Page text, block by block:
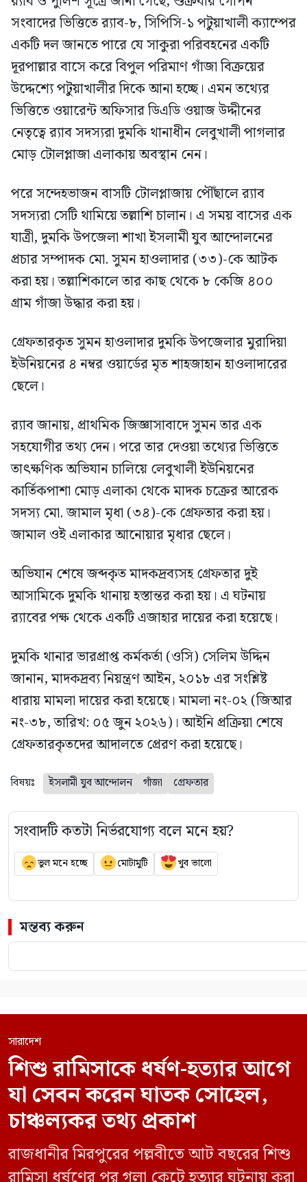
সংবাদের ভিত্তিতে র‍্যাব-৮, সিপিসি-১ পটুয়াখালী ক্যাম্পের
একটি দল জানতে পারে যে সাকুরা পরিবহনের একটি
দূরপাল্লার বাসে করে বিপুল পরিমাণ গাঁজা বিক্রয়ের
উদ্দেশ্যে পটুয়াখালীর দিকে আনা হচ্ছে। এমন তথ্যের
ভিত্তিতে ওয়ারেন্ট অফিসার ডিএডি ওয়াজ উদ্দীনের
নেতৃত্বে র‍্যাব সদস্যরা দুমকি থানাধীন লেবুখালী পাগলার
মোড় টোলপ্লাজা এলাকায় অবস্থান নেন।
পরে সন্দেহভাজন বাসটি টোলপ্লাজায় পৌঁছালে র‍্যাব
সদস্যরা সেটি থামিয়ে তল্লাশি চালান। এ সময় বাসের এক
যাত্রী, দুমকি উপজেলা শাখা ইসলামী যুব আন্দোলনের
প্রচার সম্পাদক মো. সুমন হাওলাদার (৩৩)-কে আটক
করা হয়। তল্লাশিকালে তার কাছ থেকে ৮ কেজি ৪০০
গ্রাম গাঁজা উদ্ধার করা হয়।
গ্রেফতারকৃত সুমন হাওলাদার দুমকি উপজেলার মুরাদিয়া
ইউনিয়নের ৪ নম্বর ওয়ার্ডের মৃত শাহজাহান হাওলাদারের
ছেলে।
র‍্যাব জানায়, প্রাথমিক জিজ্ঞাসাবাদে সুমন তার এক
সহযোগীর তথ্য দেন। পরে তার দেওয়া তথ্যের ভিত্তিতে
তাৎক্ষণিক অভিযান চালিয়ে লেবুখালী ইউনিয়নের
কার্তিকপাশা মোড় এলাকা থেকে মাদক চক্রের আরেক
সদস্য মো. জামাল মৃধা (৩৪)-কে গ্রেফতার করা হয়।
জামাল ওই এলাকার আনোয়ার মৃধার ছেলে।
অভিযান শেষে জব্দকৃত মাদকদ্রব্যসহ গ্রেফতার দুই
আসামিকে দুমকি থানায় হস্তান্তর করা হয়। এ ঘটনায়
র‍্যাবের পক্ষ থেকে একটি এজাহার দায়ের করা হয়েছে।
দুমকি থানার ভারপ্রাপ্ত কর্মকর্তা (ওসি) সেলিম উদ্দিন
জানান, মাদকদ্রব্য নিয়ন্ত্রণ আইন, ২০১৮ এর সংশ্লিষ্ট
ধারায় মামলা দায়ের করা হয়েছে। মামলা নং-০২ (জিআর
নং-৩৮, তারিখ: ০৫ জুন ২০২৬)। আইনি প্রক্রিয়া শেষে
গ্রেফতারকৃতদের আদালতে প্রেরণ করা হয়েছে।
বিষয়ঃ ইসলামী যুব আন্দোলন গাঁজা গ্রেফতার
সংবাদটি কতটা নির্ভরযোগ্য বলে মনে হয়?
ভুল মনে হচ্ছে মোটামুটি খুব ভালো
মন্তব্য করুন
সারাদেশ
শিশু রামিসাকে ধর্ষণ-হত্যার আগে
যা সেবন করেন ঘাতক সোহেল,
চাঞ্চল্যকর তথ্য প্রকাশ
রাজধানীর মিরপুরের পল্লবীতে আট বছরের শিশু